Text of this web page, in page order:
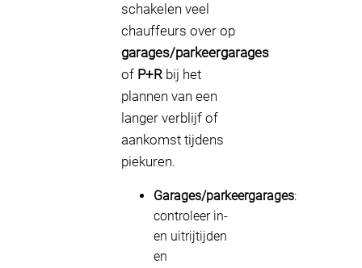
schakelen veel
chauffeurs over op
garages/parkeergarages
of P+R bij het
plannen van een
langer verblijf of
aankomst tijdens
piekuren.
Garages/parkeergarages:
controleer in-
en uitrijtijden
en